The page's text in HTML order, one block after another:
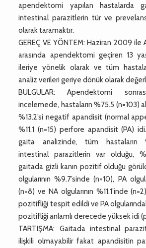
apendektomi yapılan hastalarda
intestinal parazitlerin tür ve
olarak taramaktır.
GEREÇ VE YÖNTEM: Haziran 2009 ile
arasında apendektomi geçiren 13
ileriye yönelik olarak ve tüm
analiz verileri geriye dönük olarak
BULGULAR: Apendektomi
incelemede, hastaların %75.5 (n=103)
%13.2’si negatif apandisit (normal
%11.1 (n=15) perfore apandisit (PA)
gaita analizinde, tüm hastaların
intestinal parazitlerin var olduğu,
gaitada gizli kanın pozitif olduğu
olgularının %9.7’sinde (n=10), PA
(n=8) ve NA olgularının %11.1’inde
pozitifliği tespit edildi ve PA
pozitifliği anlamlı derecede yüksek idi
TARTIŞMA: Gaitada intestinal
ilişkili olmayabilir fakat apandisitin